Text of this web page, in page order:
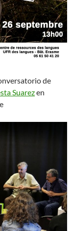
de
Suarezen
e